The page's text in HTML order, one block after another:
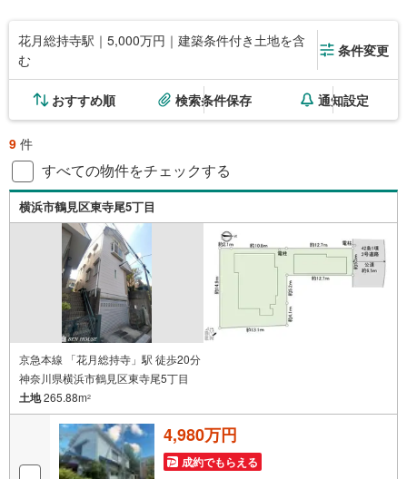
花月総持寺駅｜5,000万円｜建築条件付き土地を含
む
条件変更
おすすめ順 検索条件保存 通知設定
9 件
すべての物件をチェックする
横浜市鶴見区東寺尾5丁目
京急本線 「花月総持寺」駅 徒歩20分
神奈川県横浜市鶴見区東寺尾5丁目
土地265.88m2
4,980万円
成約でもらえる